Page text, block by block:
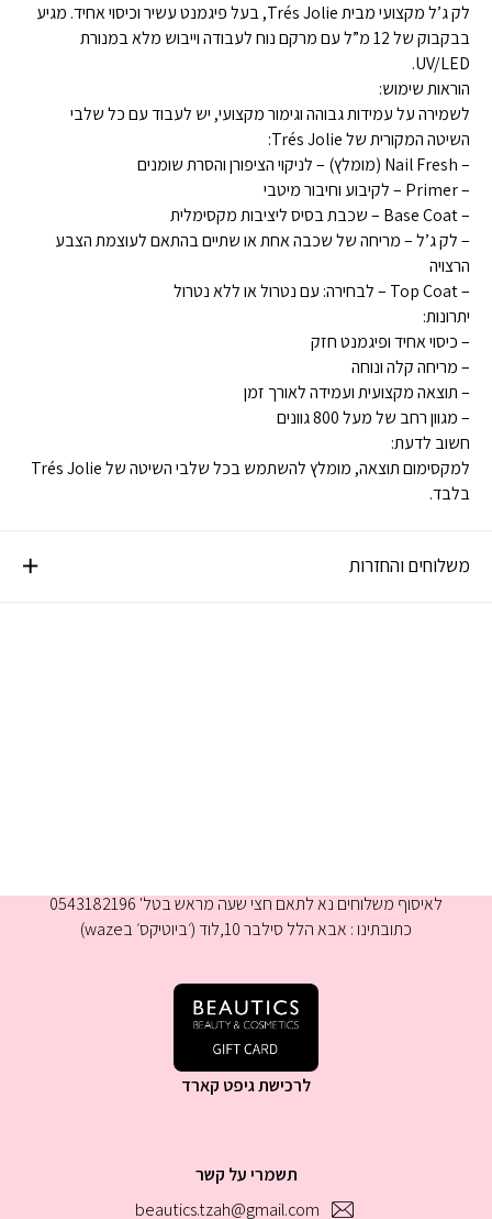
לק ג’ל מקצועי מבית Trés Jolie, בעל פיגמנט עשיר וכיסוי אחיד. מגיע
בבקבוק של 12 מ”ל עם מרקם נוח לעבודה וייבוש מלא במנורת
UV/LED.
הוראות שימוש:
לשמירה על עמידות גבוהה וגימור מקצועי, יש לעבוד עם כל שלבי
השיטה המקורית של Trés Jolie:
– Nail Fresh (מומלץ) – לניקוי הציפורן והסרת שומנים
– Primer – לקיבוע וחיבור מיטבי
– Base Coat – שכבת בסיס ליציבות מקסימלית
– לק ג’ל – מריחה של שכבה אחת או שתיים בהתאם לעוצמת הצבע
הרצויה
– Top Coat – לבחירה: עם נטרול או ללא נטרול
יתרונות:
– כיסוי אחיד ופיגמנט חזק
– מריחה קלה ונוחה
– תוצאה מקצועית ועמידה לאורך זמן
– מגוון רחב של מעל 800 גוונים
חשוב לדעת:
למקסימום תוצאה, מומלץ להשתמש בכל שלבי השיטה של Trés Jolie
בלבד.
משלוחים והחזרות
תשמרי על קשר
beautics.tzah@gmail.com
לאיסוף משלוחים נא לתאם חצי שעה מראש בטל' 0543182196
כתובתינו : אבא הלל סילבר 10,לוד (׳ביוטיקס׳ בwaze)
לרכישת גיפט קארד